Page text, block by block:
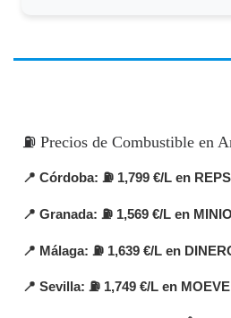
⛽ Precios de Combustible en
📍 Córdoba: ⛽ 1,799 €/L en
📍 Granada: ⛽ 1,569 €/L en
📍 Málaga: ⛽ 1,639 €/L en
📍 Sevilla: ⛽ 1,749 €/L en MOEVE